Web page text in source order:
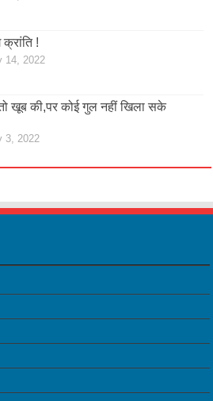
क्रांति !
14, 2022
खूब की,पर कोई गुल नहीं खिला सके
3, 2022